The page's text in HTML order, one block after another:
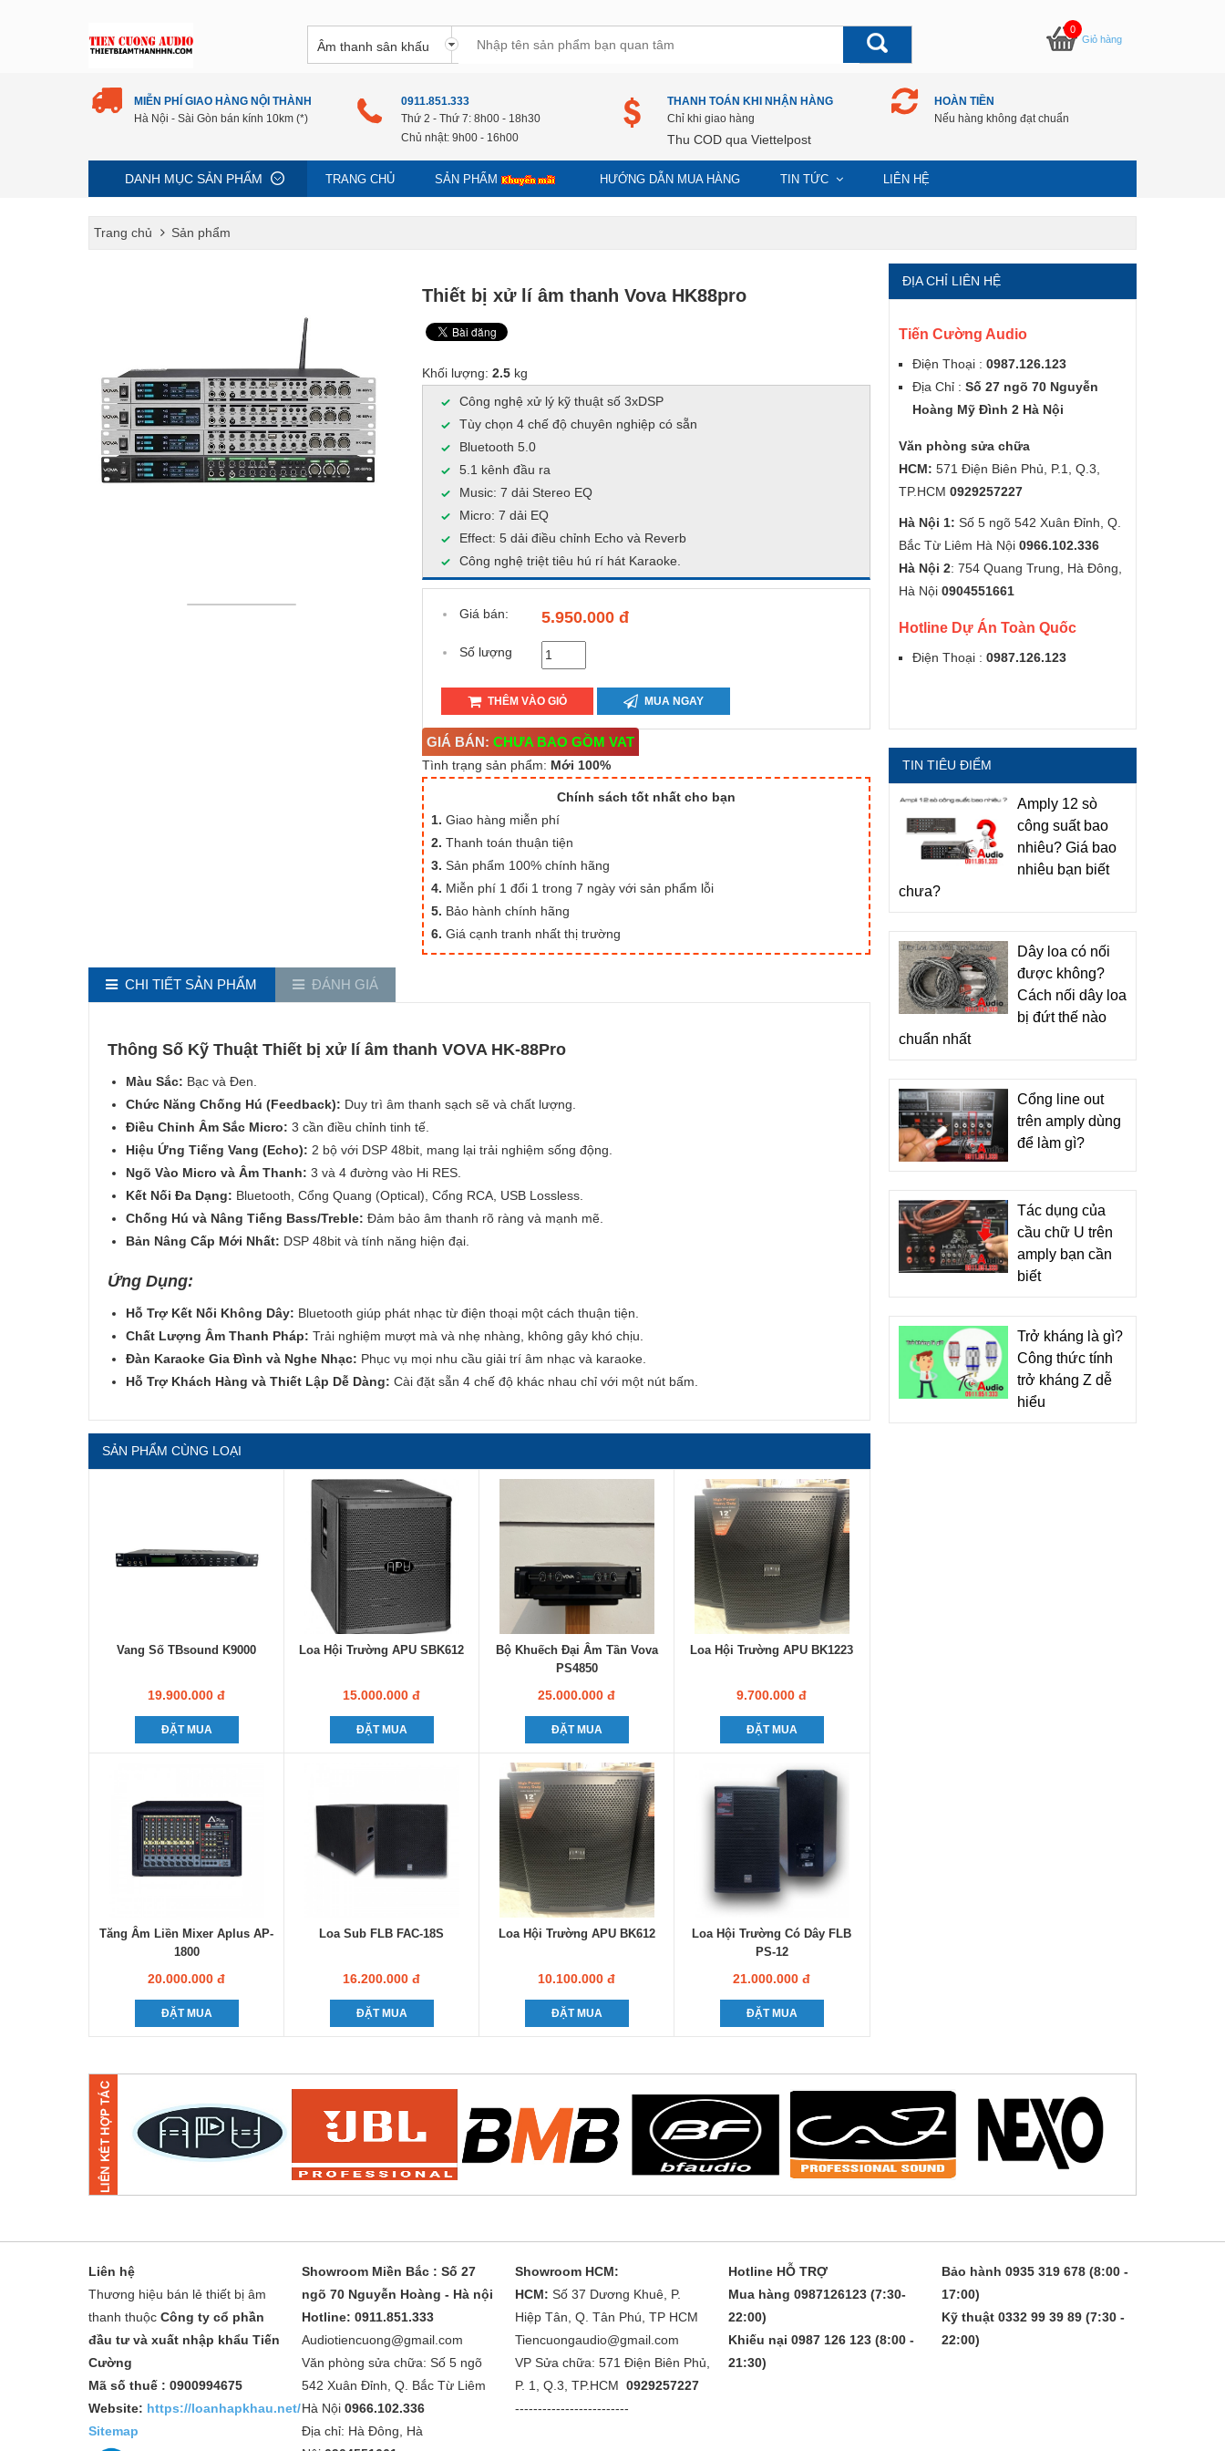
0
Giỏ hàng
MIỄN PHÍ GIAO HÀNG NỘI THÀNH
Hà Nội - Sài Gòn bán kính 10km (*)
0911.851.333
Thứ 2 - Thứ 7: 8h00 - 18h30
Chủ nhật: 9h00 - 16h00
THANH TOÁN KHI NHẬN HÀNG
Chỉ khi giao hàng
Thu COD qua Viettelpost
HOÀN TIỀN
Nếu hàng không đạt chuẩn
DANH MỤC SẢN PHẨM TRANG CHỦ SẢN PHẨM HƯỚNG DẪN MUA HÀNG TIN TỨC LIÊN HỆ
Trang chủ Sản phẩm
Thiết bị xử lí âm thanh Vova HK88pro
Khối lượng: 2.5 kg
Công nghệ xử lý kỹ thuật số 3xDSP
Tùy chọn 4 chế độ chuyên nghiệp có sẵn
Bluetooth 5.0
5.1 kênh đầu ra
Music: 7 dải Stereo EQ
Micro: 7 dải EQ
Effect: 5 dải điều chỉnh Echo và Reverb
Công nghệ triệt tiêu hú rí hát Karaoke.
Giá bán: 5.950.000 đ
Số lượng
THÊM VÀO GIỎ MUA NGAY
GIÁ BÁN: CHƯA BAO GỒM VAT
Tình trạng sản phẩm: Mới 100%
Chính sách tốt nhất cho bạn
1. Giao hàng miễn phí
2. Thanh toán thuận tiện
3. Sản phẩm 100% chính hãng
4. Miễn phí 1 đổi 1 trong 7 ngày với sản phẩm lỗi
5. Bảo hành chính hãng
6. Giá cạnh tranh nhất thị trường
CHI TIẾT SẢN PHẨM ĐÁNH GIÁ
Thông Số Kỹ Thuật Thiết bị xử lí âm thanh VOVA HK-88Pro
Màu Sắc: Bạc và Đen.
Chức Năng Chống Hú (Feedback): Duy trì âm thanh sạch sẽ và chất lượng.
Điều Chỉnh Âm Sắc Micro: 3 cần điều chỉnh tinh tế.
Hiệu Ứng Tiếng Vang (Echo): 2 bộ với DSP 48bit, mang lại trải nghiệm sống động.
Ngõ Vào Micro và Âm Thanh: 3 và 4 đường vào Hi RES.
Kết Nối Đa Dạng: Bluetooth, Cổng Quang (Optical), Cổng RCA, USB Lossless.
Chống Hú và Nâng Tiếng Bass/Treble: Đảm bảo âm thanh rõ ràng và mạnh mẽ.
Bản Nâng Cấp Mới Nhất: DSP 48bit và tính năng hiện đại.
Ứng Dụng:
Hỗ Trợ Kết Nối Không Dây: Bluetooth giúp phát nhạc từ điện thoại một cách thuận tiện.
Chất Lượng Âm Thanh Pháp: Trải nghiệm mượt mà và nhẹ nhàng, không gây khó chịu.
Đàn Karaoke Gia Đình và Nghe Nhạc: Phục vụ mọi nhu cầu giải trí âm nhạc và karaoke.
Hỗ Trợ Khách Hàng và Thiết Lập Dễ Dàng: Cài đặt sẵn 4 chế độ khác nhau chỉ với một nút bấm.
SẢN PHẨM CÙNG LOẠI
Vang Số TBsound K9000
19.900.000 đ
ĐẶT MUA
Loa Hội Trường APU SBK612
15.000.000 đ
ĐẶT MUA
Bộ Khuếch Đại Âm Tần Vova
PS4850
25.000.000 đ
ĐẶT MUA
Loa Hội Trường APU BK1223
9.700.000 đ
ĐẶT MUA
Tăng Âm Liền Mixer Aplus AP-
1800
20.000.000 đ
ĐẶT MUA
Loa Sub FLB FAC-18S
16.200.000 đ
ĐẶT MUA
Loa Hội Trường APU BK612
10.100.000 đ
ĐẶT MUA
Loa Hội Trường Có Dây FLB
PS-12
21.000.000 đ
ĐẶT MUA
ĐỊA CHỈ LIÊN HỆ
Tiến Cường Audio
Điện Thoại : 0987.126.123
Địa Chỉ : Số 27 ngõ 70 Nguyễn
Hoàng Mỹ Đình 2 Hà Nội
Văn phòng sửa chữa
HCM: 571 Điện Biên Phủ, P.1, Q.3,
TP.HCM 0929257227
Hà Nội 1: Số 5 ngõ 542 Xuân Đỉnh, Q.
Bắc Từ Liêm Hà Nội 0966.102.336
Hà Nội 2: 754 Quang Trung, Hà Đông,
Hà Nội 0904551661
Hotline Dự Án Toàn Quốc
Điện Thoại : 0987.126.123
TIN TIÊU ĐIỂM
Amply 12 sò
công suất bao
nhiêu? Giá bao
nhiêu bạn biết
chưa?
Dây loa có nối
được không?
Cách nối dây loa
bị đứt thế nào
chuẩn nhất
Cổng line out
trên amply dùng
để làm gì?
Tác dụng của
cầu chữ U trên
amply bạn cần
biết
Trở kháng là gì?
Công thức tính
trở kháng Z dễ
hiểu
Liên hệ
Thương hiệu bán lẻ thiết bị âm
thanh thuộc Công ty cổ phần
đầu tư và xuất nhập khẩu Tiến
Cường
Mã số thuế : 0900994675
Website: https://loanhapkhau.net/
Sitemap
Showroom Miền Bắc : Số 27
ngõ 70 Nguyễn Hoàng - Hà nội
Hotline: 0911.851.333
Audiotiencuong@gmail.com
Văn phòng sửa chữa: Số 5 ngõ
542 Xuân Đỉnh, Q. Bắc Từ Liêm
Hà Nội 0966.102.336
Địa chỉ: Hà Đông, Hà
Showroom HCM:
HCM: Số 37 Dương Khuê, P.
Hiệp Tân, Q. Tân Phú, TP HCM
Tiencuongaudio@gmail.com
VP Sửa chữa: 571 Điện Biên Phủ,
P. 1, Q.3, TP.HCM 0929257227
-------------------------
Hotline HỖ TRỢ
Mua hàng 0987126123 (7:30-
22:00)
Khiếu nại 0987 126 123 (8:00 -
21:30)
Bảo hành 0935 319 678 (8:00 -
17:00)
Kỹ thuật 0332 99 39 89 (7:30 -
22:00)